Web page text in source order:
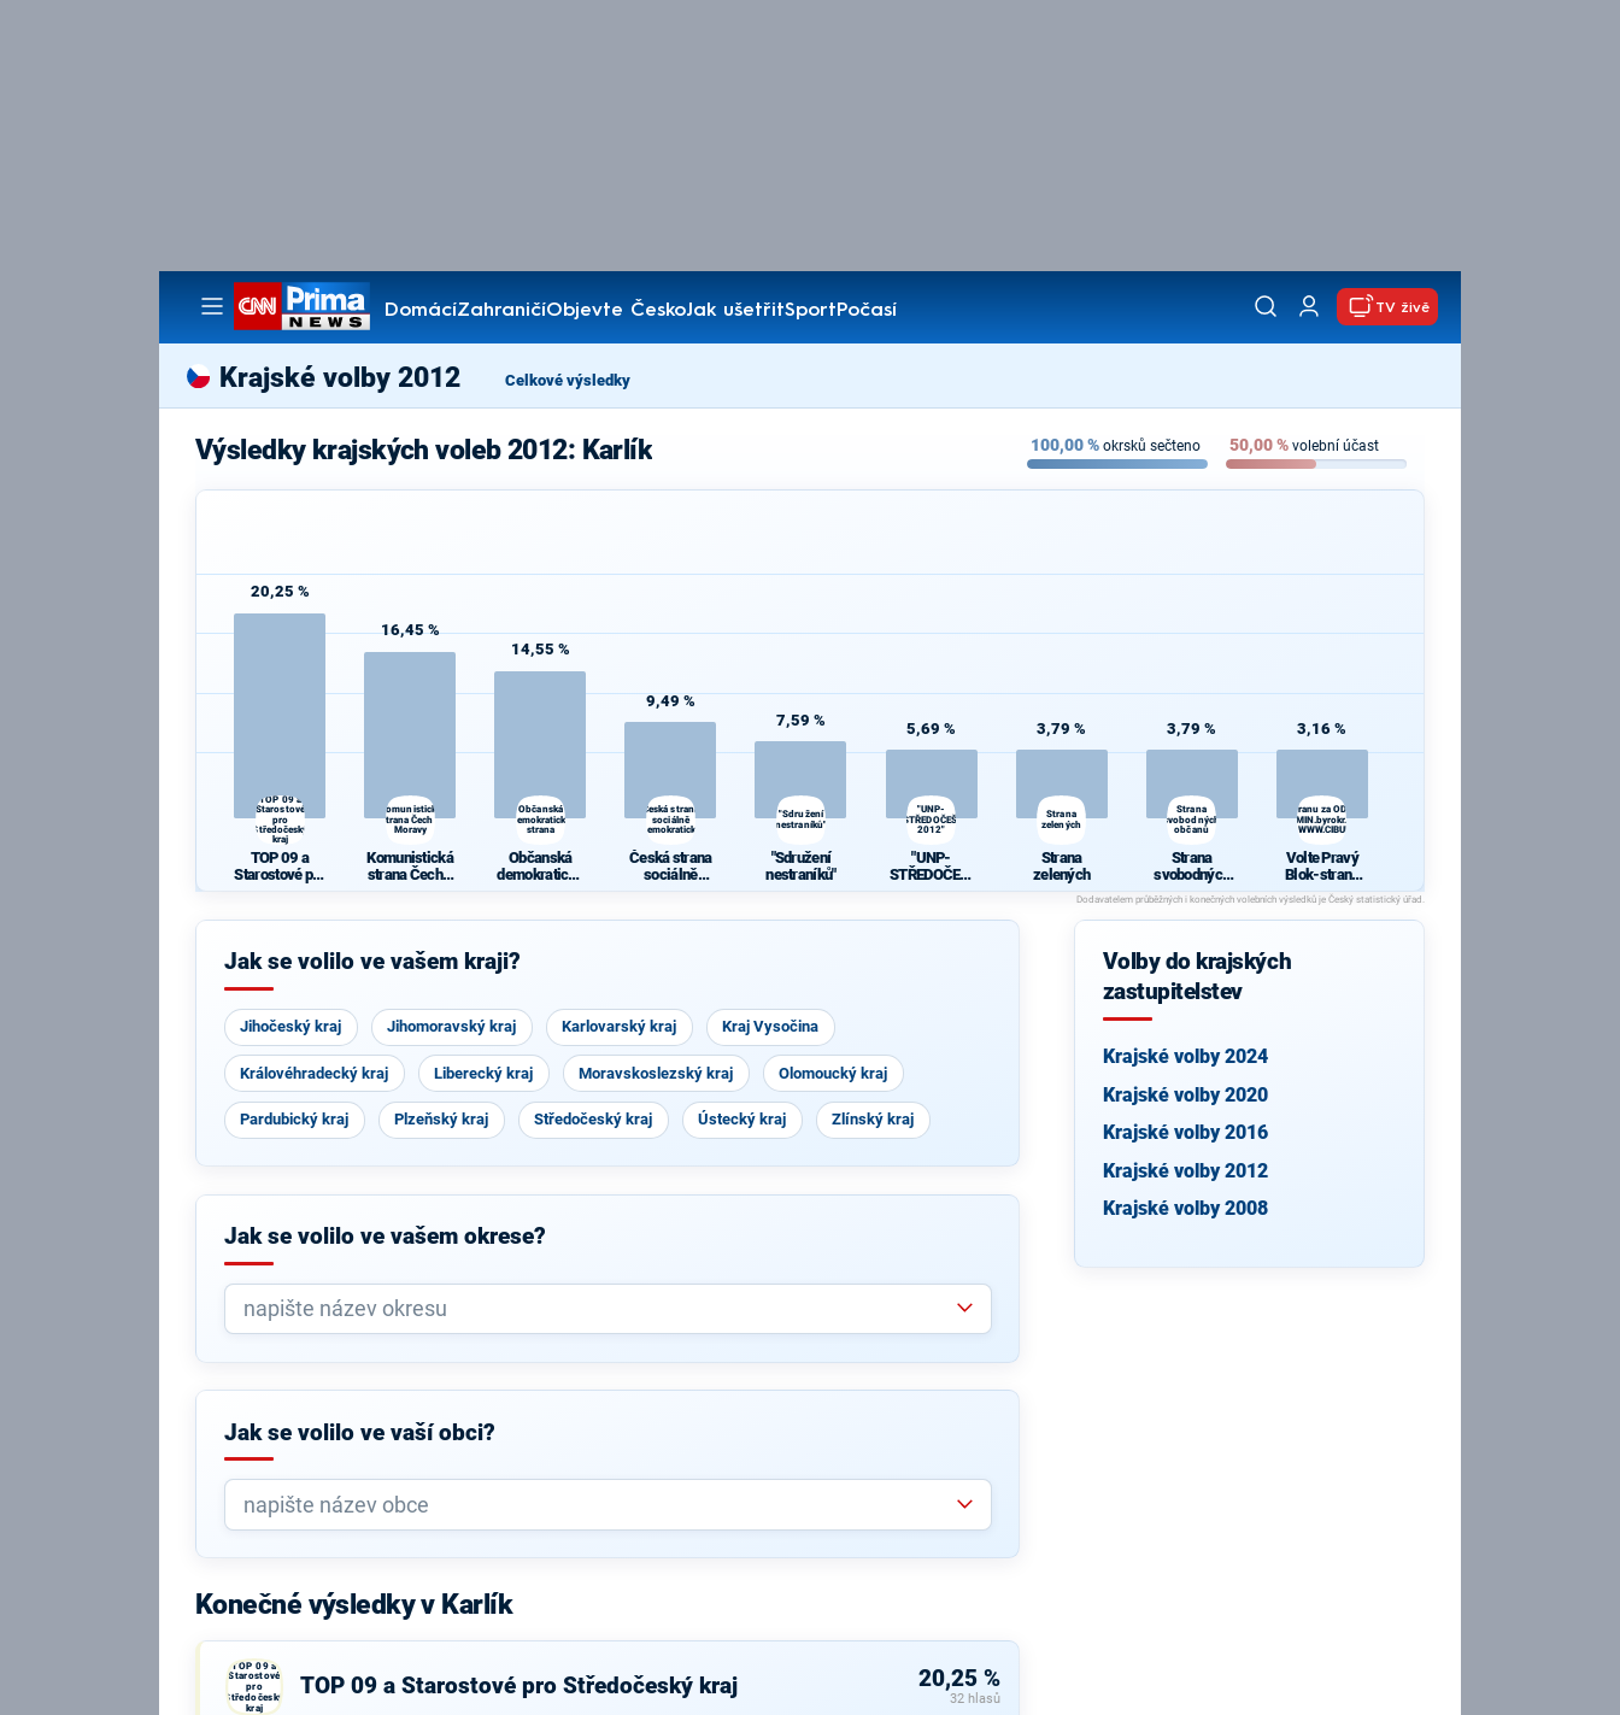
DomácíZahraničíObjevte ČeskoJak ušetřitSportPočasí
Pořady
TV živě
Krajské volby 2012 Celkové výsledky
Výsledky krajských voleb 2012: Karlík 100,00% okrsků sečteno 50,00% volební účast
20,25 %
TOP 09 a
Starostové
pro
Středočeský
kraj
TOP 09 a
Starostové pro
16,45 %
Komunistická
strana Čech a
Moravy
Komunistická
strana Čech a
14,55 %
Občanská
demokratická
strana
Občanská
demokratická
9,49 %
Česká strana
sociálně
demokratická
Česká strana
sociálně
7,59 %
"Sdružení
nestraníků"
"Sdružení
nestraníků"
5,69 %
"UNP-
STŘEDOČEŠI
2012"
"UNP-
STŘEDOČEŠI
2012"
3,79 %
Strana
zelených
Strana
zelených
3,79 %
Strana
svobodných
občanů
Strana
svobodných
občanů
3,16 %
Volte Pravý Blok-stranu za ODVOLAT.polit.,NÍZKÉ
daně,VYROVN.rozp.,MIN.byrokr.,SPRAV.just.,PŘÍMOU
demokr. WWW.CIBULKA.NET
Volte Pravý
Blok-stranu
za
ODVOLAT.poli
t.,NÍZKÉ
N.rozp.,MIN.b
Jak se volilo ve vašem kraji?
Jihočeský kraj Jihomoravský kraj Karlovarský kraj Kraj Vysočina
Královéhradecký kraj Liberecký kraj Moravskoslezský kraj Olomoucký kraj
Pardubický kraj Plzeňský kraj Středočeský kraj Ústecký kraj Zlínský kraj
Jak se volilo ve vašem okrese?
Jak se volilo ve vaší obci?
Konečné výsledky v Karlík
TOP 09 a
Starostové
pro
Středočeský
kraj
TOP 09 a Starostové pro Středočeský kraj 20,25 %
32 hlasů
Volby do krajských
zastupitelstev
Krajské volby 2024
Krajské volby 2020
Krajské volby 2016
Krajské volby 2012
Krajské volby 2008